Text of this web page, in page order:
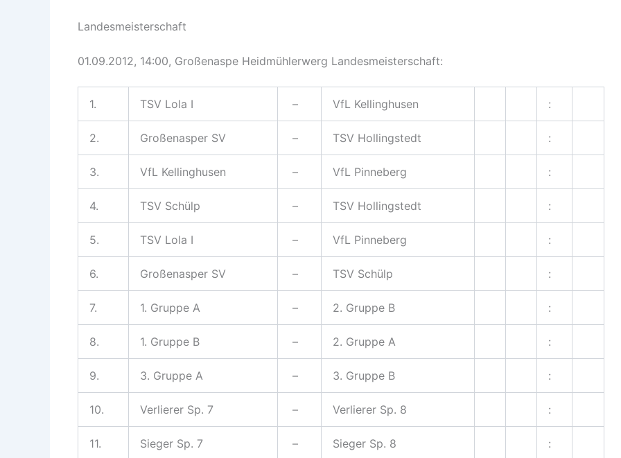
Landesmeisterschaft
01.09.2012, 14:00, Großenaspe Heidmühlerwerg Landesmeisterschaft:
1. TSV Lola I – VfL Kellinghusen :
2. Großenasper SV – TSV Hollingstedt :
3. VfL Kellinghusen – VfL Pinneberg :
4. TSV Schülp – TSV Hollingstedt :
5. TSV Lola I – VfL Pinneberg :
6. Großenasper SV – TSV Schülp :
7. 1. Gruppe A – 2. Gruppe B :
8. 1. Gruppe B – 2. Gruppe A :
9. 3. Gruppe A – 3. Gruppe B :
10. Verlierer Sp. 7 – Verlierer Sp. 8 :
11. Sieger Sp. 7 – Sieger Sp. 8 :